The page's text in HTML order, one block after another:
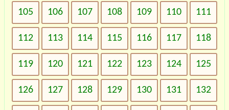
105 106 107 108 109 110 111
112 113 114 115 116 117 118
119 120 121 122 123 124 125
126 127 128 129 130 131 132